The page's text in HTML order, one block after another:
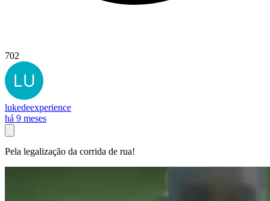
702
lukedeexperience
há 9 meses
Pela legalização da corrida de rua!